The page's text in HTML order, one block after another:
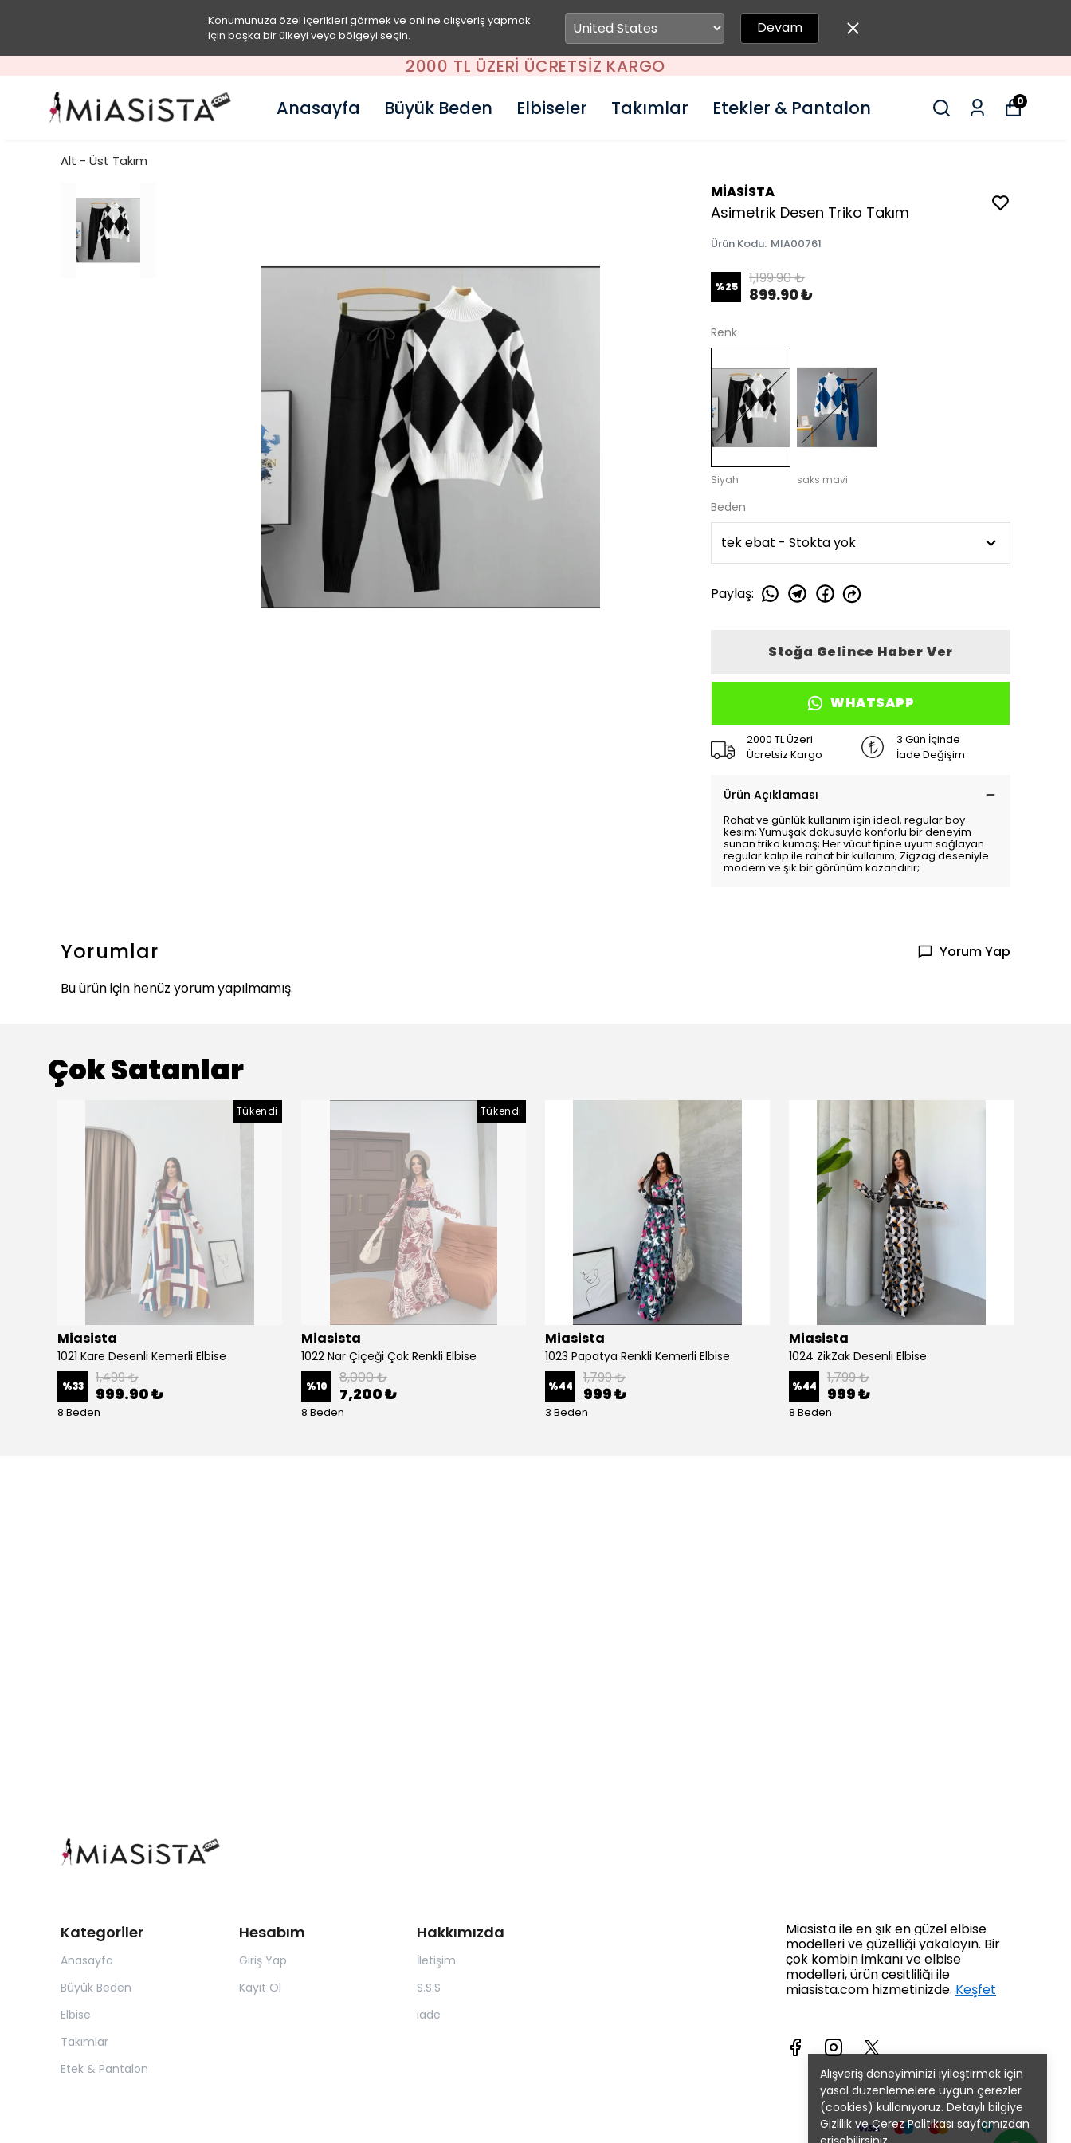
Konumunuza özel içerikleri görmek ve online alışveriş yapmak
için başka bir ülkeyi veya bölgeyi seçin.
Devam
YENI SEZON ÜRÜNLER
Anasayfa
Büyük Beden Elbiseler Takımlar Etekler & Pantalon 0
Alışveriş deneyiminizi iyileştirmek için
yasal düzenlemelere uygun çerezler
(cookies) kullanıyoruz. Detaylı bilgiye
Gizlilik ve Çerez Politikası sayfamızdan
Alt - Üst Takım
MİASİSTA
Asimetrik Desen Triko Takım
Ürün Kodu: MIA00761
%25 1,199.90 ₺
899.90 ₺
Renk
Siyah saks mavi
Beden
Paylaş:
Stoğa Gelince Haber Ver
WHATSAPP
2000 TL Üzeri
Ücretsiz Kargo
3 Gün İçinde
İade Değişim
Ürün Açıklaması
Rahat ve günlük kullanım için ideal, regular boy
kesim; Yumuşak dokusuyla konforlu bir deneyim
sunan triko kumaş; Her vücut tipine uyum sağlayan
regular kalıp ile rahat bir kullanım; Zigzag deseniyle
modern ve şık bir görünüm kazandırır;
Yorumlar
Yorum Yap
Bu ürün için henüz yorum yapılmamış.
Çok Satanlar
Tükendi
Miasista
1021 Kare Desenli Kemerli Elbise
%33 1,499 ₺
999.90 ₺
8 Beden
Tükendi
Miasista
1022 Nar Çiçeği Çok Renkli Elbise
%10 8,000 ₺
7,200 ₺
8 Beden
Miasista
1023 Papatya Renkli Kemerli Elbise
%44 1,799 ₺
999 ₺
3 Beden
Miasista
1024 ZikZak Desenli Elbise
%44 1,799 ₺
999 ₺
8 Beden
Kategoriler
Anasayfa
Büyük Beden
Elbise
Takımlar
Etek & Pantalon
Hesabım
Giriş Yap
Kayıt Ol
Hakkımızda
İletişim
S.S.S
iade
Miasista ile en şık en güzel elbise
modelleri ve güzelliği yakalayın. Bir
çok kombin imkanı ve elbise
modelleri, ürün çeşitliliği ile
miasista.com hizmetinizde. Keşfet